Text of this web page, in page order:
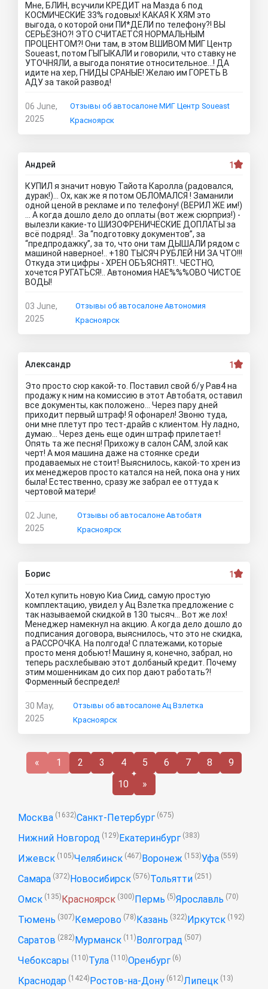
Мне, БЛИН, всучили КРЕДИТ на Мазда 6 под
КОСМИЧЕСКИЕ 33% годовых! КАКАЯ К ХЯМ это
выгода, о которой они ПИ*ДЕЛИ по телефону?! ВЫ
СЕРЬЁЗНО?! ЭТО СЧИТАЕТСЯ НОРМАЛЬНЫМ
ПРОЦЕНТОМ?! Они там, в этом ВШИВОМ МИГ Центр
Soueast, потом ГЫГЫКАЛИ и говорили, что ставку не
УТОЧНЯЛИ, а выгода понятие относительное...! ДА
идите на хер, ГНИДЫ СРАНЫЕ! Желаю им ГОРЕТЬ В
АДУ за такой развод!
06 June,
2025
Отзывы об автосалоне МИГ Центр Soueast
Красноярск
Андрей 1
КУПИЛ я значит новую Тайота Каролла (радовался,
дурак!)… Ох, как же я потом ОБЛОМАЛСЯ ! Заманили
одной ценой в рекламе и по телефону! (ВЕРИЛ ЖЕ им!)
… А когда дошло дело до оплаты (вот жеж сюрприз!) -
вылезли какие-то ШИЗОФРЕНИЧЕСКИЕ ДОПЛАТЫ за
всё подряд!.. За “подготовку документов”, за
“предпродажку”, за то, что они там ДЫШАЛИ рядом с
машиной наверное!.. +180 ТЫСЯЧ РУБЛЕЙ НИ ЗА ЧТО!!!
Откуда эти цифры - ХРЕН ОБЪЯСНЯТ!.. ЧЕСТНО,
хочется РУГАТЬСЯ!.. Автономия НАЕ%%%ОВО ЧИСТОЕ
ВОДЫ!
03 June,
2025
Отзывы об автосалоне Автономия
Красноярск
Александр 1
Это просто сюр какой-то. Поставил свой б/у Рав4 на
продажу к ним на комиссию в этот Автобатя, оставил
все документы, как положено… Через пару дней
приходит первый штраф! Я офонарел! Звоню туда,
они мне плетут про тест-драйв с клиентом. Ну ладно,
думаю… Через день еще один штраф прилетает!
Опять та же песня! Прихожу в салон САМ, злой как
черт! А моя машина даже на стоянке среди
продаваемых не стоит! Выяснилось, какой-то хрен из
их менеджеров просто катался на ней, пока она у них
была! Естественно, сразу же забрал ее оттуда к
чертовой матери!
02 June,
2025
Отзывы об автосалоне Автобатя
Красноярск
Борис 1
Хотел купить новую Киа Сиид, самую простую
комплектацию, увидел у Ац Взлетка предложение с
так называемой скидкой в 130 тысяч… Вот же лох!
Менеджер намекнул на акцию. А когда дело дошло до
подписания договора, выяснилось, что это не скидка,
а РАССРОЧКА. На полгода! С платежами, которые
просто меня добьют! Машину я, конечно, забрал, но
теперь расхлебываю этот долбаный кредит. Почему
этим мошенникам до сих пор дают работать?!
Форменный беспредел!
30 May,
2025
Отзывы об автосалоне Ац Взлетка
Красноярск
« 1 2 3 4 5 6 7 8
9
10
»
Москва (1632)Санкт-Петербург (675)
Нижний Новгород (129) Екатеринбург (383)
Ижевск (105)Челябинск (467) Воронеж (153)Уфа (559)
Самара (372) Новосибирск (576)Тольятти (251)
Омск (135) Красноярск (300) Пермь (5)Ярославль (70)
Тюмень (307) Кемерово (78) Казань (322) Иркутск (192)
Саратов (282) Мурманск (11) Волгоград (507)
Чебоксары (110)Тула (110)Оренбург (6)
Краснодар (1424) Ростов-на-Дону (612)Липецк (13)